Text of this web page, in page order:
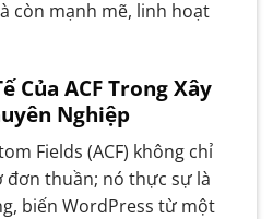
còn mạnh mẽ, linh hoạt
Của ACF Trong Xây
Nghiệp
Fields (ACF) không chỉ
đơn thuần; nó thực sự là
biến WordPress từ một